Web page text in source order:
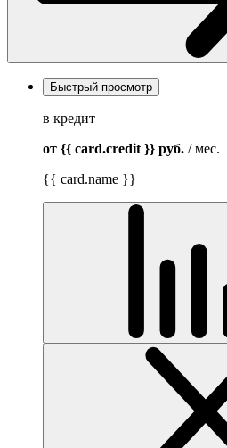
Быстрый просмотр
в кредит
от {{ card.credit }} руб. / мес.
{{ card.name }}